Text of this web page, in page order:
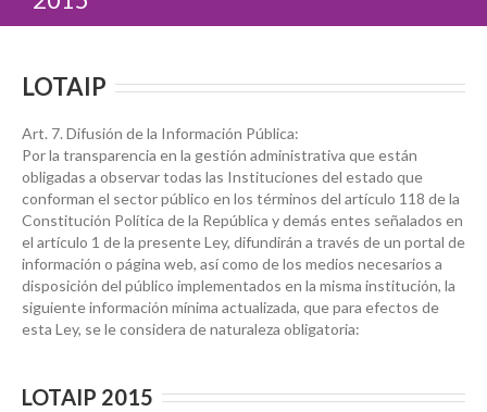
LOTAIP
Art. 7. Difusión de la Información Pública:
Por la transparencia en la gestión administrativa que están
obligadas a observar todas las Instituciones del estado que
conforman el sector público en los términos del artículo 118 de la
Constitución Política de la República y demás entes señalados en
el artículo 1 de la presente Ley, difundirán a través de un portal de
información o página web, así como de los medios necesarios a
disposición del público implementados en la misma institución, la
siguiente información mínima actualizada, que para efectos de
esta Ley, se le considera de naturaleza obligatoria:
LOTAIP 2015